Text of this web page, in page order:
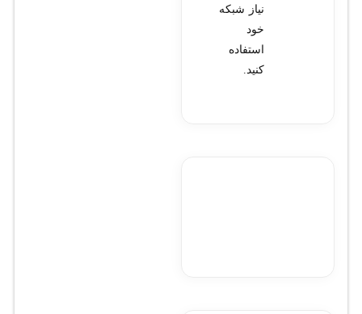
نیاز شبکه
خود
استفاده
کنید.